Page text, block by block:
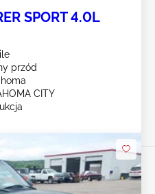
SPORT 4.0L
przód
CITY